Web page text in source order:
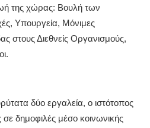
της χώρας: Βουλή των
Υπουργεία, Μόνιμες
στους Διεθνείς Οργανισμούς,
δύο εργαλεία, ο ιστότοπος
σε δημοφιλές μέσο κοινωνικής